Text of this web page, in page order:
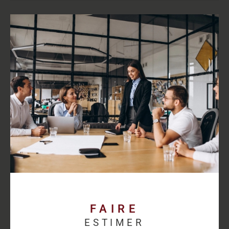
l’emplacement du bien,
son potentiel de développement,
les tendances du marché immobilier professionnel,
l’attractivité du secteur.
Échangeons autour de
votre projet immobilier
professionnel
et ses alentours ? HM Immo-Pro met son expertise, son réseau
et sa connaissance du marché immobilier d’entreprise au
FAIRE
ESTIMER